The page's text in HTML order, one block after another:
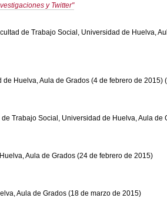
y Twitter"
de Trabajo Social, Universidad de Huelva,
Huelva, Aula de Grados (4 de febrero de 2015)
Trabajo Social, Universidad de Huelva, Aula de
Aula de Grados (24 de febrero de 2015)
Aula de Grados (18 de marzo de 2015)